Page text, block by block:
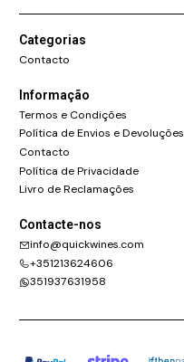
Categorias
Contacto
Informação
Termos e Condições
Política de Envios e Devoluções
Contacto
Política de Privacidade
Livro de Reclamações
Contacte-nos
info@quickwines.com
+351213624606
351937631958